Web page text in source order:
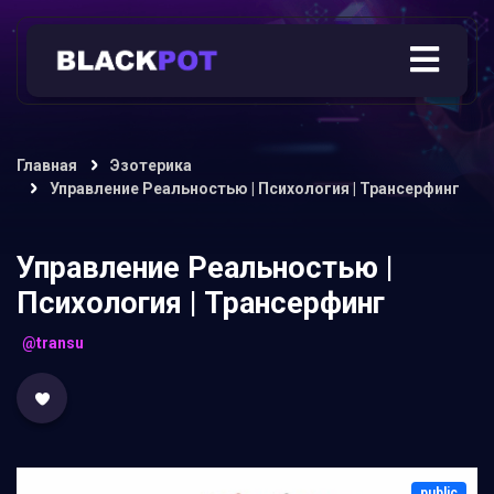
Главная
Эзотерика
Управление Реальностью | Психология | Трансерфинг
Управление Реальностью |
Психология | Трансерфинг
@transu